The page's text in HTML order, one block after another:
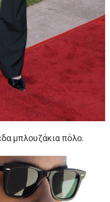
μπλουζάκια πόλο.